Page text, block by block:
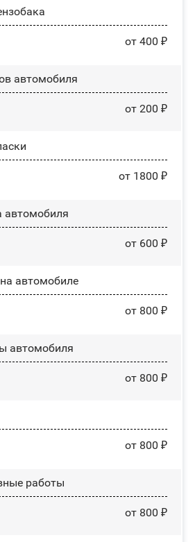
от 400 ₽
автомобиля
от 200 ₽
от 1800 ₽
автомобиля
от 600 ₽
автомобиле
от 800 ₽
автомобиля
от 800 ₽
от 800 ₽
работы
от 800 ₽